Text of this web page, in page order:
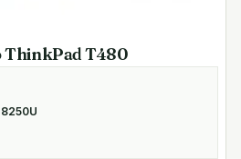
ThinkPad T480